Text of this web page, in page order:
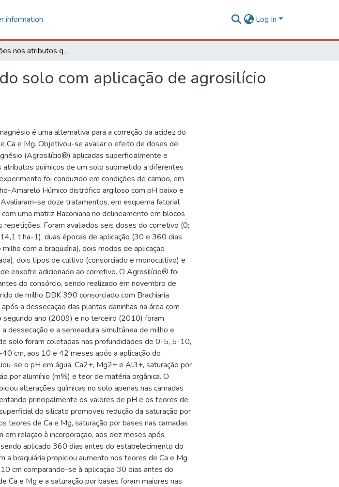
information Log In
Alterações nos atributos químicos do solo com aplicação de agrosilício no consórcio milho e braquiária
solo com aplicação de agrosilício
é uma alternativa para a correção da acidez do
Ca e Mg. Objetivou-se avaliar o efeito de doses de
(Agrosilício®) aplicadas superficialmente e
atributos químicos de um solo submetido a diferentes
foi conduzido em condições de campo, em
Amarelo Húmico distrófico argiloso com pH baixo e
se doze tratamentos, em esquema fatorial
uma matriz Baconiana no delineamento em blocos
repetições. Foram avaliados seis doses do corretivo (0;
t ha-1), duas épocas de aplicação (30 e 360 dias
com a braquiária), dois modos de aplicação
dois tipos de cultivo (consorciado e monocultivo) e
enxofre adicionado ao corretivo. O Agrosilício® foi
do consórcio, sendo realizado em novembro de
de milho DBK 390 consorciado com Brachiaria
a dessecação das plantas daninhas na área com
segundo ano (2009) e no terceiro (2010) foram
dessecação e a semeadura simultânea de milho e
solo foram coletadas nas profundidades de 0-5, 5-10,
cm, aos 10 e 42 meses após a aplicação do
se o pH em água, Ca2+, Mg2+ e Al3+, saturação por
por alumínio (m%) e teor de matéria orgânica. O
alterações químicas no solo apenas nas camadas
principalmente os valores de pH e os teores de
do silicato promoveu redução da saturação por
teores de Ca e Mg, saturação por bases nas camadas
relação à incorporação, aos dez meses após
aplicado 360 dias antes do estabelecimento do
a braquiária propiciou aumento nos teores de Ca e Mg
cm comparando-se à aplicação 30 dias antes do
Ca e Mg e a saturação por bases foram maiores nas